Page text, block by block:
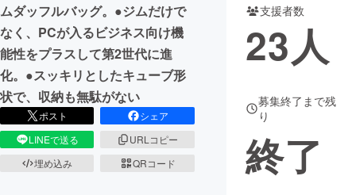
ムダッフルバッグ。●ジムだけで
なく、PCが入るビジネス向け機
能性をプラスして第2世代に進
化。●スッキリとしたキューブ形
状で、収納も無駄がない
ポスト
シェア
LINEで送る
URLコピー
埋め込み
QRコード
支援者数
23人
募集終了まで残
り
終了